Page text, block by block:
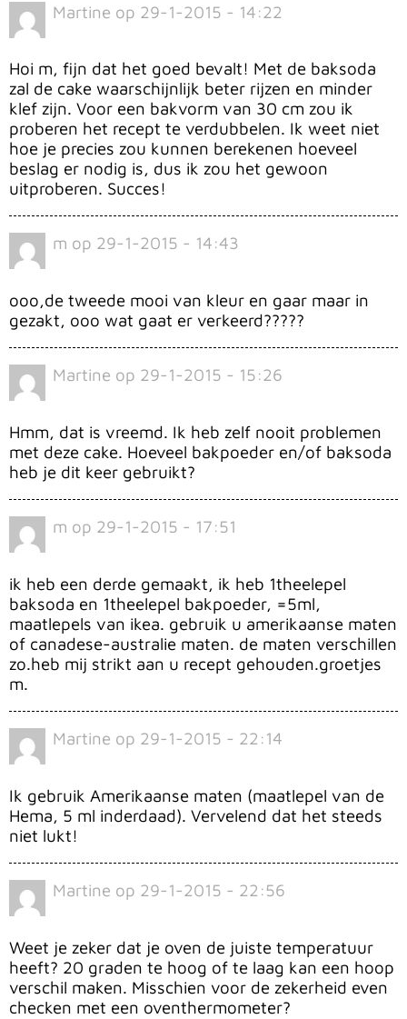
Martine op 29-1-2015 - 14:22
Hoi m, fijn dat het goed bevalt! Met de baksoda
zal de cake waarschijnlijk beter rijzen en minder
klef zijn. Voor een bakvorm van 30 cm zou ik
proberen het recept te verdubbelen. Ik weet niet
hoe je precies zou kunnen berekenen hoeveel
beslag er nodig is, dus ik zou het gewoon
uitproberen. Succes!
m op 29-1-2015 - 14:43
ooo,de tweede mooi van kleur en gaar maar in
gezakt, ooo wat gaat er verkeerd?????
Martine op 29-1-2015 - 15:26
Hmm, dat is vreemd. Ik heb zelf nooit problemen
met deze cake. Hoeveel bakpoeder en/of baksoda
heb je dit keer gebruikt?
m op 29-1-2015 - 17:51
ik heb een derde gemaakt, ik heb 1theelepel
baksoda en 1theelepel bakpoeder, =5ml,
maatlepels van ikea. gebruik u amerikaanse maten
of canadese-australie maten. de maten verschillen
zo.heb mij strikt aan u recept gehouden.groetjes
m.
Martine op 29-1-2015 - 22:14
Ik gebruik Amerikaanse maten (maatlepel van de
Hema, 5 ml inderdaad). Vervelend dat het steeds
niet lukt!
Martine op 29-1-2015 - 22:56
Weet je zeker dat je oven de juiste temperatuur
heeft? 20 graden te hoog of te laag kan een hoop
verschil maken. Misschien voor de zekerheid even
checken met een oventhermometer?